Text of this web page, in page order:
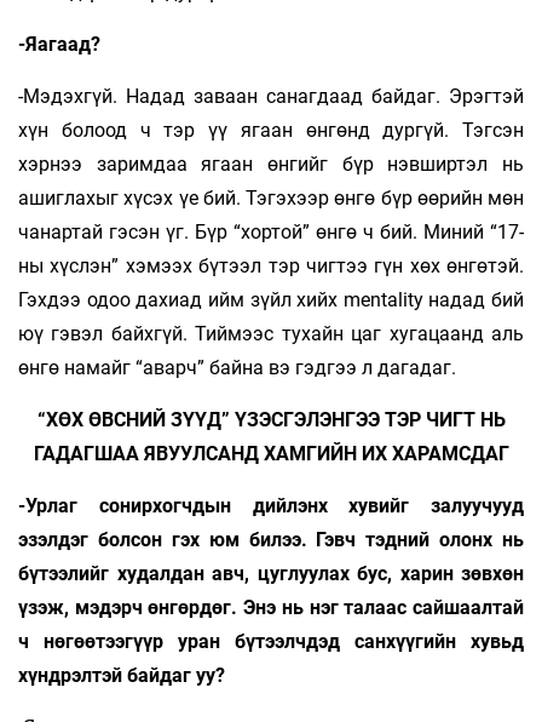
-Яагаад?
-Мэдэхгүй. Надад заваан санагдаад байдаг. Эрэгтэй
хүн болоод ч тэр үү ягаан өнгөнд дургүй. Тэгсэн
хэрнээ заримдаа ягаан өнгийг бүр нэвширтэл нь
ашиглахыг хүсэх үе бий. Тэгэхээр өнгө бүр өөрийн мөн
чанартай гэсэн үг. Бүр “хортой” өнгө ч бий. Миний “17-
ны хүслэн” хэмээх бүтээл тэр чигтээ гүн хөх өнгөтэй.
Гэхдээ одоо дахиад ийм зүйл хийх mentality надад бий
юү гэвэл байхгүй. Тиймээс тухайн цаг хугацаанд аль
өнгө намайг “аварч” байна вэ гэдгээ л дагадаг.
“ХӨХ ӨВСНИЙ ЗҮҮД” ҮЗЭСГЭЛЭНГЭЭ ТЭР ЧИГТ НЬ
ГАДАГШАА ЯВУУЛСАНД ХАМГИЙН ИХ ХАРАМСДАГ
-Урлаг сонирхогчдын дийлэнх хувийг залуучууд
эзэлдэг болсон гэх юм билээ. Гэвч тэдний олонх нь
бүтээлийг худалдан авч, цуглуулах бус, харин зөвхөн
үзэж, мэдэрч өнгөрдөг. Энэ нь нэг талаас сайшаалтай
ч нөгөөтээгүүр уран бүтээлчдэд санхүүгийн хувьд
хүндрэлтэй байдаг уу?